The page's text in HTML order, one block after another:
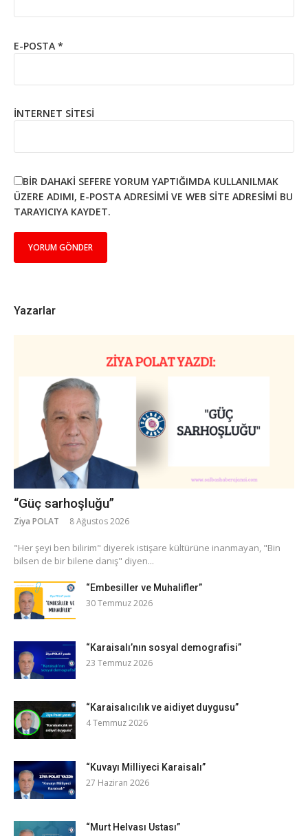
E-POSTA *
İNTERNET SITESI
BIR DAHAKI SEFERE YORUM YAPTIĞIMDA KULLANILMAK
ÜZERE ADIMI, E-POSTA ADRESIMI VE WEB SITE ADRESIMI BU
TARAYICIYA KAYDET.
Yazarlar
“Güç sarhoşluğu”
Ziya POLAT 8 Ağustos 2026
​"Her şeyi ben bilirim" diyerek istişare kültürüne inanmayan, "Bin
bilsen de bir bilene danış" diyen...
“Embesiller ve Muhalifler”
30 Temmuz 2026
“Karaisalı’nın sosyal demografisi”
23 Temmuz 2026
“Karaisalıcılık ve aidiyet duygusu”
4 Temmuz 2026
“Kuvayı Milliyeci Karaisalı”
27 Haziran 2026
“Murt Helvası Ustası”